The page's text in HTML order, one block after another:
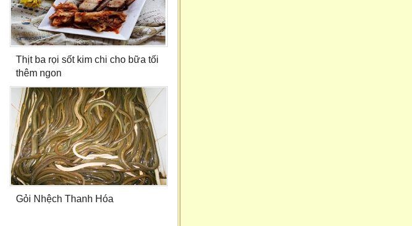
Thịt ba rọi sốt kim chi cho bữa tối
thêm ngon
Gỏi Nhệch Thanh Hóa